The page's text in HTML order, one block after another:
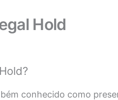
Hold
conhecido como